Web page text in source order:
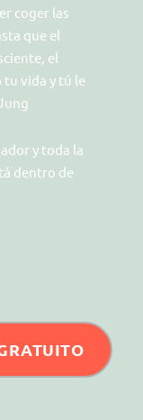
coger las
que el
el
vida y tú le
y toda la
dentro de